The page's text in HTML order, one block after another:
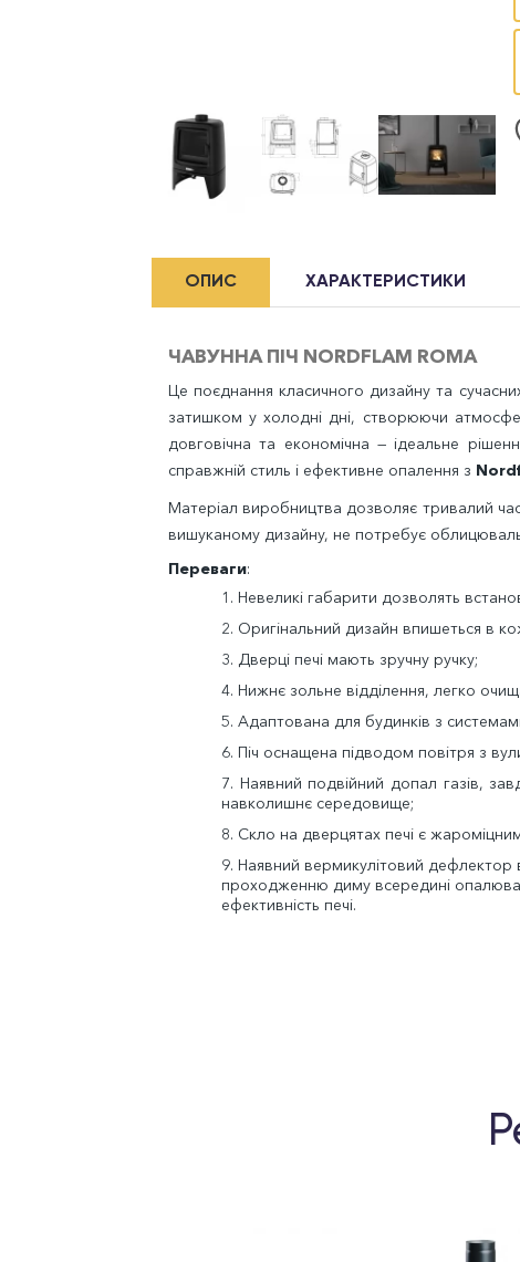
ОПИС ХАРАКТЕРИСТИКИ
ЧАВУННА ПІЧ NORDFLAM ROMA
Це поєднання класичного дизайну та
затишком у холодні дні, створюючи
довговічна та економічна — ідеальне
справжній стиль і ефективне опалення з
Матеріал виробництва дозволяє тривалий
вишуканому дизайну, не потребує
Переваги:
1. Невеликі габарити дозволять
2. Оригінальний дизайн впишеться в
3. Дверці печі мають зручну ручку;
4. Нижнє зольне відділення, легко
5. Адаптована для будинків з
6. Піч оснащена підводом повітря з
7. Наявний подвійний допал газів,
навколишнє середовище;
8. Скло на дверцятах печі є
9. Наявний вермикулітовий
проходженню диму всередині
ефективність печі.